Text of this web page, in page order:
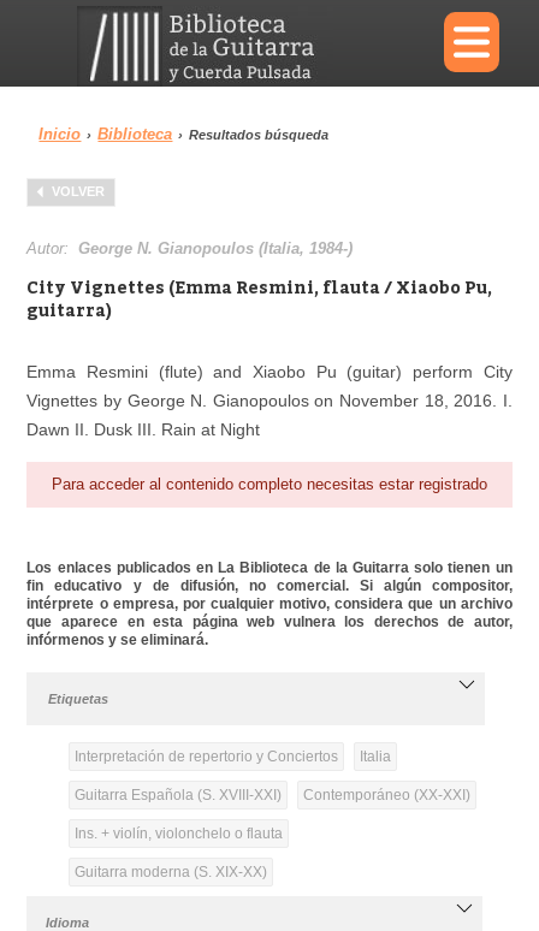
×
Menu
Biblioteca Diccionario
Área personal Reproductor
Inicio › Biblioteca › Resultados búsqueda
VOLVER
Autor:George N. Gianopoulos (Italia, 1984-)
City Vignettes (Emma Resmini, flauta / Xiaobo Pu,
guitarra)
Emma Resmini (flute) and Xiaobo Pu (guitar) perform City
Vignettes by George N. Gianopoulos on November 18, 2016. I.
Dawn II. Dusk III. Rain at Night
Para acceder al contenido completo necesitas estar registrado
Los enlaces publicados en La Biblioteca de la Guitarra solo tienen un
fin educativo y de difusión, no comercial. Si algún compositor,
intérprete o empresa, por cualquier motivo, considera que un archivo
que aparece en esta página web vulnera los derechos de autor,
infórmenos y se eliminará.
Etiquetas
Interpretación de repertorio y Conciertos Italia
Guitarra Española (S. XVIII-XXI) Contemporáneo (XX-XXI)
Ins. + violín, violonchelo o flauta
Guitarra moderna (S. XIX-XX)
Idioma